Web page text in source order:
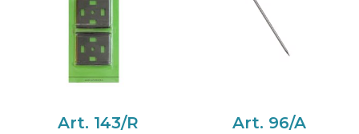
Art. 143/R Art. 96/A